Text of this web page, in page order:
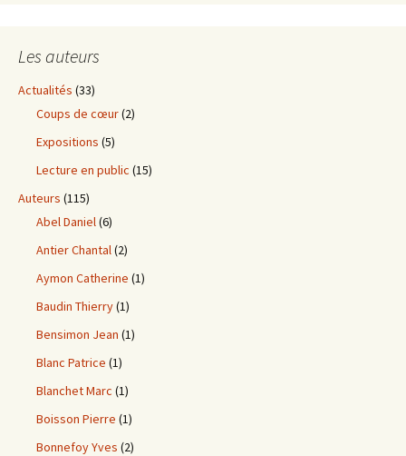
Les auteurs
Actualités (33)
Coups de cœur(2)
Expositions (5)
Lecture en public (15)
Auteurs (115)
Abel Daniel(6)
Antier Chantal(2)
Aymon Catherine (1)
Baudin Thierry(1)
Bensimon Jean (1)
Blanc Patrice (1)
Blanchet Marc (1)
Boisson Pierre (1)
Bonnefoy Yves (2)